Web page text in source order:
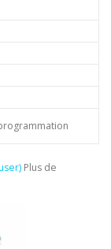
Plus de